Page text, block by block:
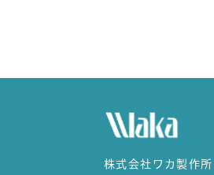
株式会社ワカ製作所